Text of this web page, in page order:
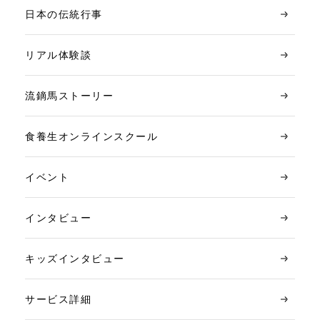
日本の伝統行事
リアル体験談
流鏑馬ストーリー
食養生オンラインスクール
イベント
インタビュー
キッズインタビュー
サービス詳細